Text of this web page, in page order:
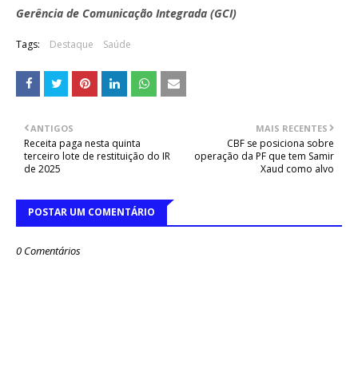
Gerência de Comunicação Integrada (GCI)
Tags: Destaque Saúde
MAIS RECENTES
CBF se posiciona sobre
operação da PF que tem Samir
Xaud como alvo
ANTIGOS
Receita paga nesta quinta
terceiro lote de restituição do IR
de 2025
POSTAR UM COMENTÁRIO
0 Comentários